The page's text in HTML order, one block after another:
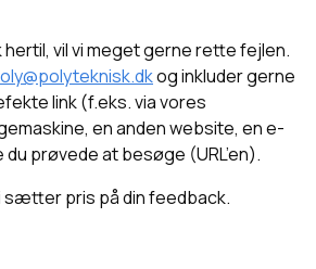
hertil, vil vi meget gerne rette fejlen.
og inkluder gerne
link (f.eks. via vores
en anden website, en e-
du prøvede at besøge (URL’en).
sætter pris på din feedback.